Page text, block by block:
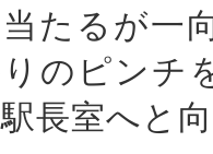
たるが一
のピンチ
駅長室へと